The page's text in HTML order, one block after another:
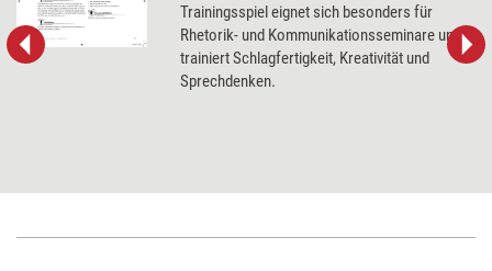
Trainingsspiel eignet sich besonders für
Rhetorik- und Kommunikationsseminare und
trainiert Schlagfertigkeit, Kreativität und
Sprechdenken.